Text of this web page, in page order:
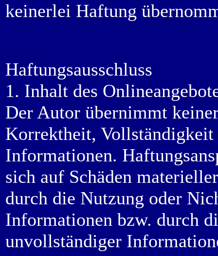
keinerlei Haftung
Haftungsausschluss
1. Inhalt des
Der Autor übernimmt
Korrektheit,
Informationen.
sich auf Schäden
durch die Nutzung oder
Informationen bzw. durch
unvollständiger